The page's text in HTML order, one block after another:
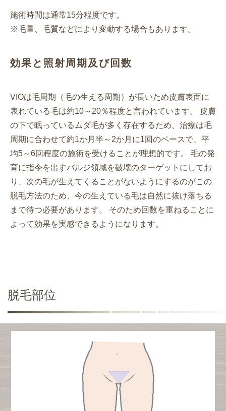
施術時間は通常15分程度です。
※毛量、毛質などにより変動する場合もあります。
効果と照射周期及び回数
VIOは毛周期（毛の生える周期）が長いため皮膚表面に
表れている毛は約10～20％程度と言われています。 皮膚
の下で眠っているムダ毛が多く存在するため、治療は毛
周期に合わせて約1か月半～2か月に1回のペースで、平
均5～6回程度の施術を受けることが理想的です。 毛の発
育に指令を出すバルジ領域を破壊のターゲットにしてお
り、次の毛が生えてくることがないようにするのがこの
脱毛方法のため、今の生えている毛は自然に抜け落ちる
まで待つ必要があります。 そのため回数を重ねることに
よって効果を実感できるようになります。
脱毛部位